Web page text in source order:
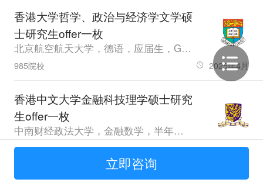
香港大学哲学、政治与经济学文学硕
士研究生offer一枚
北京航空航天大学，德语，应届生，GPA88.5，托福102.0，GMAT655.0
985院校 2025年4月
香港中文大学金融科技理学硕士研究
生offer一枚
中南财经政法大学，金融数学，半年工作经验，GPA3.42，雅思7.0、六级555.0
211院校 2025年4月
伦敦大学学院全球医疗保健管理（分
立即咨询